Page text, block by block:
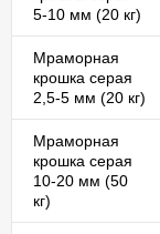
5-10 мм (20 кг)
Мраморная
крошка серая
2,5-5 мм (20 кг)
Мраморная
крошка серая
10-20 мм (50
кг)